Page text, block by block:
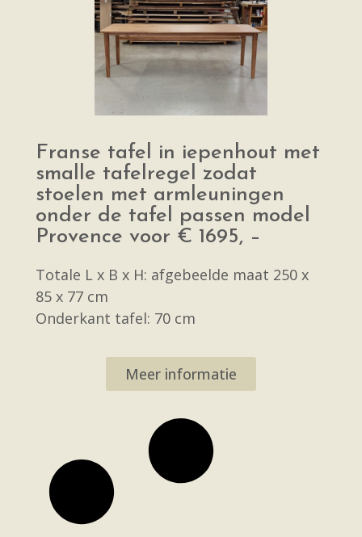
Franse tafel in iepenhout met
smalle tafelregel zodat
stoelen met armleuningen
onder de tafel passen model
Provence voor € 1695, –
Totale L x B x H: afgebeelde maat 250 x
85 x 77 cm
Onderkant tafel: 70 cm
Meer informatie